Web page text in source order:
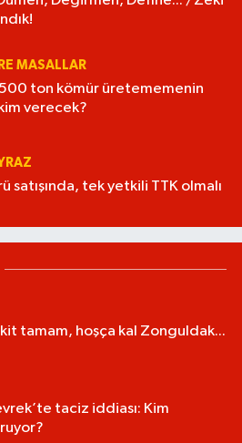
MASALLAR
ton kömür üretememenin
kim verecek?
satışında, tek yetkili TTK olmalı
tamam, hoşça kal Zonguldak...
taciz iddiası: Kim